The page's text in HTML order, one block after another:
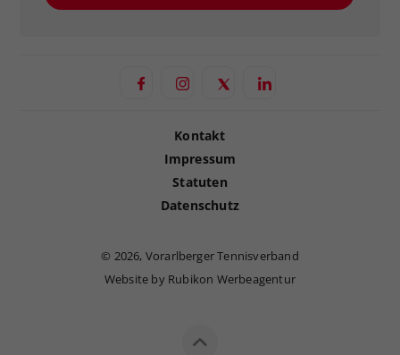
Kontakt
Impressum
Statuten
Datenschutz
© 2026, Vorarlberger Tennisverband
Website by Rubikon Werbeagentur